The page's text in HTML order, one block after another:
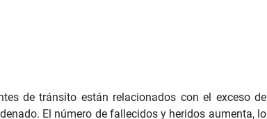
de tránsito están relacionados con el exceso de
El número de fallecidos y heridos aumenta, lo